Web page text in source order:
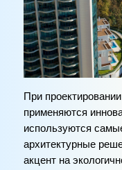
При
применяются
используются
архитектурные
акцент на